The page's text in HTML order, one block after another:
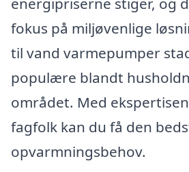
fokus på miljøvenlige
til vand varmepumper
populære blandt
området. Med
fagfolk kan du få den
opvarmningsbehov.